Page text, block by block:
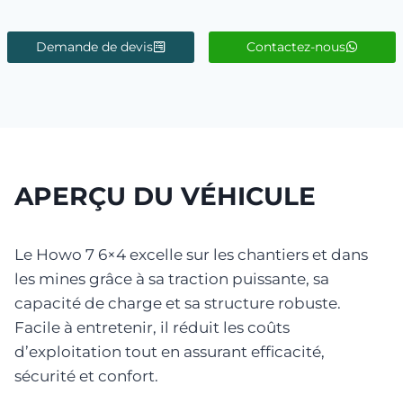
Demande de devis Contactez-nous
APERÇU DU VÉHICULE​
Le Howo 7 6×4 excelle sur les chantiers et dans
les mines grâce à sa traction puissante, sa
capacité de charge et sa structure robuste.
Facile à entretenir, il réduit les coûts
d’exploitation tout en assurant efficacité,
sécurité et confort.